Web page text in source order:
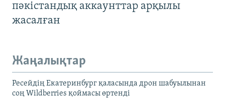
пәкістандық аккаунттар арқылы
жасалған
Жаңалықтар
Ресейдің Екатеринбург қаласында дрон шабуылынан
соң Wildberries қоймасы өртенді